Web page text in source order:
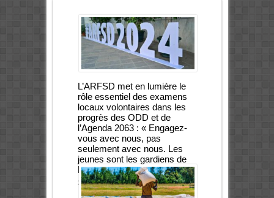
L’ARFSD met en lumière le
rôle essentiel des examens
locaux volontaires dans les
progrès des ODD et de
l’Agenda 2063 : « Engagez-
vous avec nous, pas
seulement avec nous. Les
jeunes sont les gardiens de
l’avenir ».
27 avril 2024